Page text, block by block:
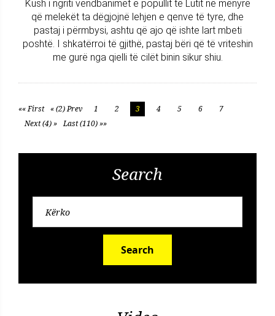
Kush i ngriti vendbanimet e popullit të Lutit në mënyrë
që melekët ta dëgjojnë lehjen e qenve të tyre, dhe
pastaj i përmbysi, ashtu që ajo që ishte lart mbeti
poshtë. I shkatërroi të gjithë, pastaj bëri që të vriteshin
me gurë nga qielli të cilët binin sikur shiu.
«« First « (2) Prev 1 2 3 4 5 6
7
Next (4) » Last (110) »»
Search
Search